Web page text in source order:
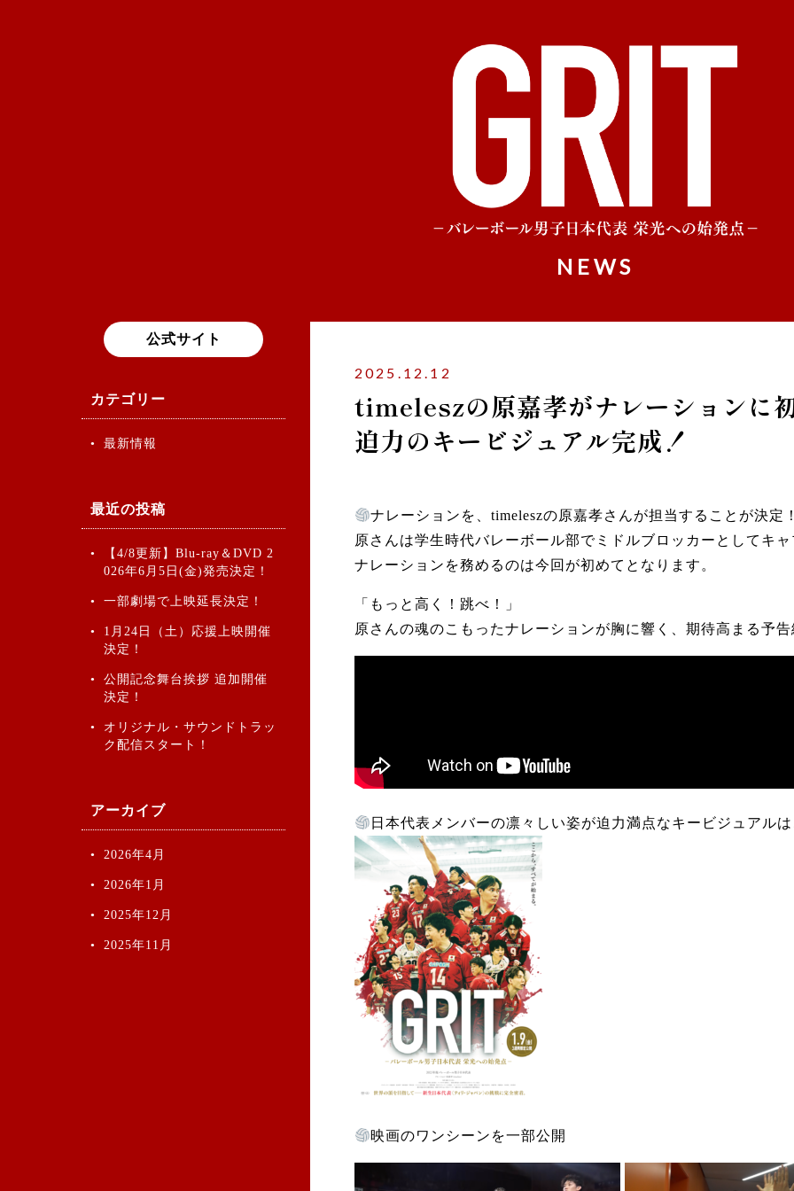
NEWS
公式サイト
カテゴリー
最新情報
最近の投稿
【4/8更新】Blu-ray＆DVD 2
026年6月5日(金)発売決定！
一部劇場で上映延長決定！
1月24日（土）応援上映開催
決定！
公開記念舞台挨拶 追加開催
決定！
オリジナル・サウンドトラッ
ク配信スタート！
アーカイブ
2026年4月
2026年1月
2025年12月
2025年11月
2025.12.12
timeleszの原嘉孝がナレーションに
迫力のキービジュアル完成！
ナレーションを、timeleszの原嘉孝さんが担当することが決定
原さんは学生時代バレーボール部でミドルブロッカーとしてキ
ナレーションを務めるのは今回が初めてとなります。
「もっと高く！跳べ！」
原さんの魂のこもったナレーションが胸に響く、期待高まる予
日本代表メンバーの凛々しい姿が迫力満点なキービジュアル
映画のワンシーンを一部公開